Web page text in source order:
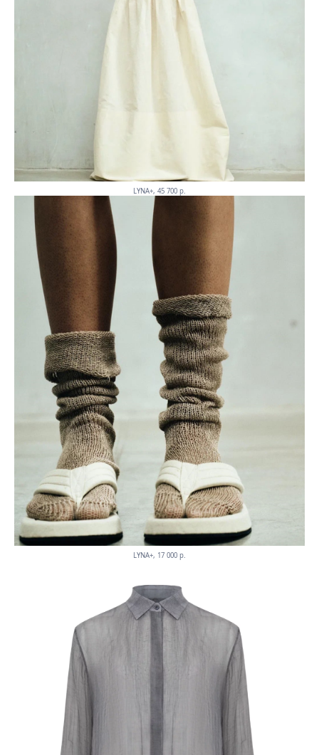
LYNA+, 45 700 p.
LYNA+, 17 000 p.